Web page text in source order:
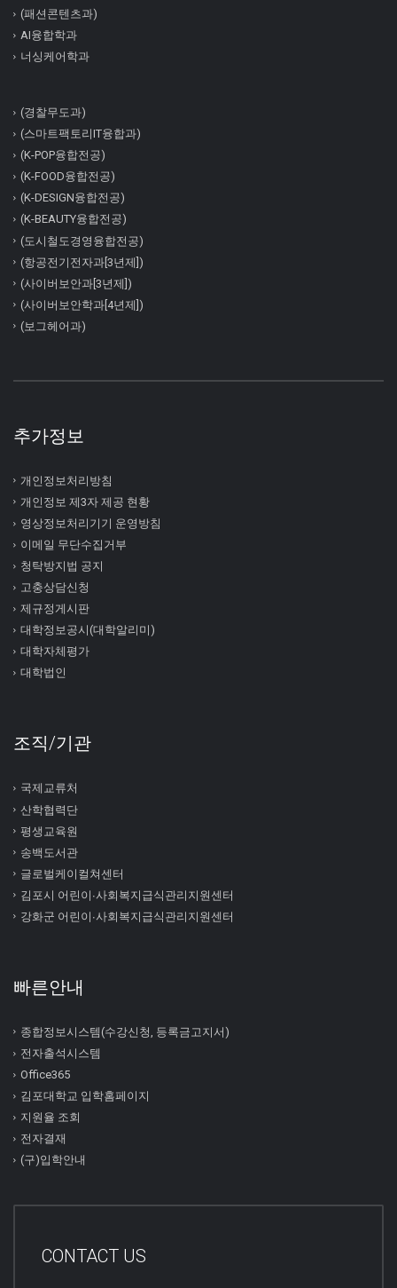
(패션콘텐츠과)
AI융합학과
너싱케어학과
(경찰무도과)
(스마트팩토리IT융합과)
(K-POP융합전공)
(K-FOOD융합전공)
(K-DESIGN융합전공)
(K-BEAUTY융합전공)
(도시철도경영융합전공)
(항공전기전자과[3년제])
(사이버보안과[3년제])
(사이버보안학과[4년제])
(보그헤어과)
추가정보
개인정보처리방침
개인정보 제3자 제공 현황
영상정보처리기기 운영방침
이메일 무단수집거부
청탁방지법 공지
고충상담신청
제규정게시판
대학정보공시(대학알리미)
대학자체평가
대학법인
조직/기관
국제교류처
산학협력단
평생교육원
송백도서관
글로벌케이컬쳐센터
김포시 어린이∙사회복지급식관리지원센터
강화군 어린이∙사회복지급식관리지원센터
빠른안내
종합정보시스템(수강신청, 등록금고지서)
전자출석시스템
Office365
김포대학교 입학홈페이지
지원율 조회
전자결재
(구)입학안내
CONTACT US